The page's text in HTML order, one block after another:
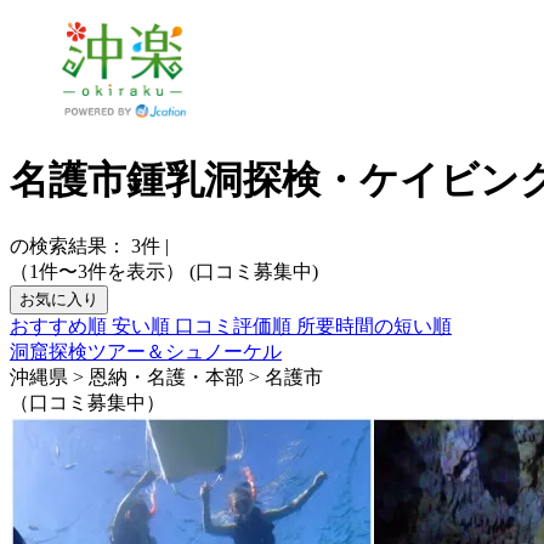
名護市鍾乳洞探検・ケイビン
の検索結果： 3件 |
（1件〜3件を表示）
(口コミ募集中)
お気に入り
おすすめ順 安い順 口コミ評価順 所要時間の短い順
洞窟探検ツアー＆シュノーケル
沖縄県 > 恩納・名護・本部 > 名護市
（口コミ募集中）